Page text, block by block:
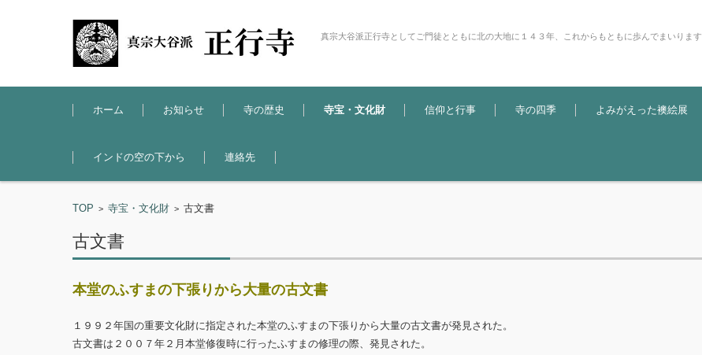
真宗大谷派正行寺としてご門徒とともに北の大地に１４３年、これからもともに歩んでまいります
コンテンツに移動
ホーム
お知らせ 寺の歴史 寺宝・文化財 信仰と行事 寺の四季 よみがえった襖絵展
インドの空の下から 連絡先
TOP > 寺宝・文化財 > 古文書
古文書
本堂のふすまの下張りから大量の古文書
１９９２年国の重要文化財に指定された本堂のふすまの下張りから大量の古文書が発見された。
古文書は２００７年２月本堂修復時に行ったふすまの修理の際、発見された。